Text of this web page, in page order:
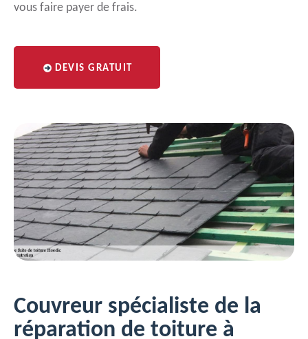
vous faire payer de frais.
DEVIS GRATUIT
Couvreur spécialiste de la
réparation de toiture à